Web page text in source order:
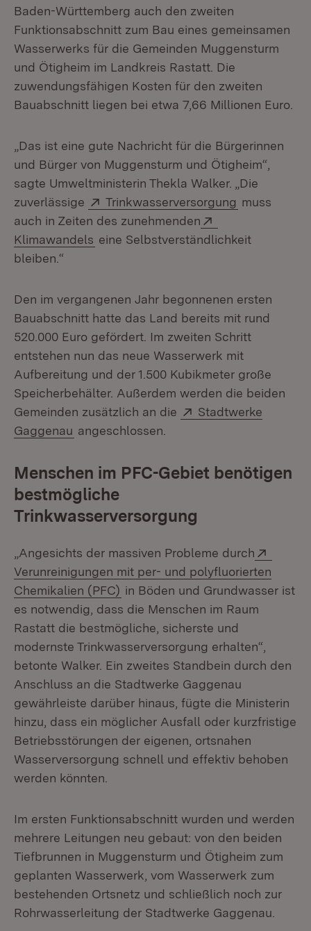
Baden-Württemberg auch den zweiten
Funktionsabschnitt zum Bau eines gemeinsamen
Wasserwerks für die Gemeinden Muggensturm
und Ötigheim im Landkreis Rastatt. Die
zuwendungsfähigen Kosten für den zweiten
Bauabschnitt liegen bei etwa 7,66 Millionen Euro.
„Das ist eine gute Nachricht für die Bürgerinnen
und Bürger von Muggensturm und Ötigheim“,
sagte Umweltministerin Thekla Walker. „Die
zuverlässige
Extern:
Trinkwasserversorgung (Öffnet in
muss
auch in Zeiten des zunehmenden
Klimawandels (Öffnet in neuem Fenster)
eine Selbstverständlichkeit
bleiben.“
Den im vergangenen Jahr begonnenen ersten
Bauabschnitt hatte das Land bereits mit rund
520.000 Euro gefördert. Im zweiten Schritt
entstehen nun das neue Wasserwerk mit
Aufbereitung und der 1.500 Kubikmeter große
Speicherbehälter. Außerdem werden die beiden
Gemeinden zusätzlich an die
Extern:
Stadtwerke
Gaggenau (Öffnet in neuem Fenster)
angeschlossen.
Menschen im PFC-Gebiet benötigen
bestmögliche
Trinkwasserversorgung
„Angesichts der massiven Probleme durch
Verunreinigungen mit per- und polyfluorierten
Chemikalien (PFC) (Öffnet in neuem Fenster)
in Böden und Grundwasser ist
es notwendig, dass die Menschen im Raum
Rastatt die bestmögliche, sicherste und
modernste Trinkwasserversorgung erhalten“,
betonte Walker. Ein zweites Standbein durch den
Anschluss an die Stadtwerke Gaggenau
gewährleiste darüber hinaus, fügte die Ministerin
hinzu, dass ein möglicher Ausfall oder kurzfristige
Betriebsstörungen der eigenen, ortsnahen
Wasserversorgung schnell und effektiv behoben
werden könnten.
Im ersten Funktionsabschnitt wurden und werden
mehrere Leitungen neu gebaut: von den beiden
Tiefbrunnen in Muggensturm und Ötigheim zum
geplanten Wasserwerk, vom Wasserwerk zum
bestehenden Ortsnetz und schließlich noch zur
Rohrwasserleitung der Stadtwerke Gaggenau.